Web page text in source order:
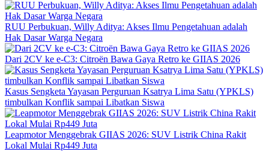
RUU Perbukuan, Willy Aditya: Akses Ilmu Pengetahuan adalah
Hak Dasar Warga Negara
Dari 2CV ke e-C3: Citroën Bawa Gaya Retro ke GIIAS 2026
Kasus Sengketa Yayasan Perguruan Ksatrya Lima Satu (YPKLS)
timbulkan Konflik sampai Libatkan Siswa
Leapmotor Menggebrak GIIAS 2026: SUV Listrik China Rakit
Lokal Mulai Rp449 Juta